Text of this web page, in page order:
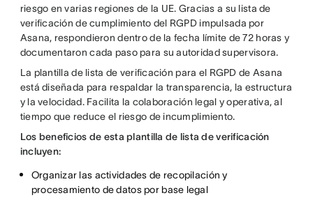
riesgo en varias regiones de la UE. Gracias a su lista de
verificación de cumplimiento del RGPD impulsada por
Asana, respondieron dentro de la fecha límite de 72 horas y
documentaron cada paso para su autoridad supervisora.
La plantilla de lista de verificación para el RGPD de Asana
está diseñada para respaldar la transparencia, la estructura
y la velocidad. Facilita la colaboración legal y operativa, al
tiempo que reduce el riesgo de incumplimiento.
Los beneficios de esta plantilla de lista de verificación
incluyen:
Organizar las actividades de recopilación y
procesamiento de datos por base legal